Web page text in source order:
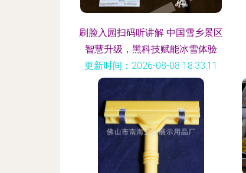
刷脸入园扫码听讲解 中国雪乡景区
智慧升级，黑科技赋能冰雪体验
更新时间：2026-08-08 18:33:11